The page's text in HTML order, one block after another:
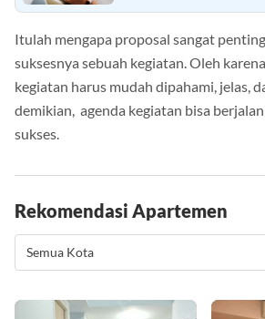
Itulah mengapa proposal sangat
suksesnya sebuah kegiatan. Oleh
kegiatan harus mudah dipahami, jelas,
demikian, agenda kegiatan bisa
sukses.
Rekomendasi Apartemen